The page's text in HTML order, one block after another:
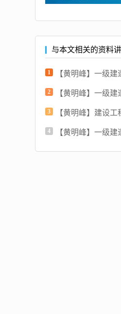
与本文相关的资料
1 【黄明峰】一级
2 【黄明峰】一级
3 【黄明峰】建设
4 【黄明峰】一级